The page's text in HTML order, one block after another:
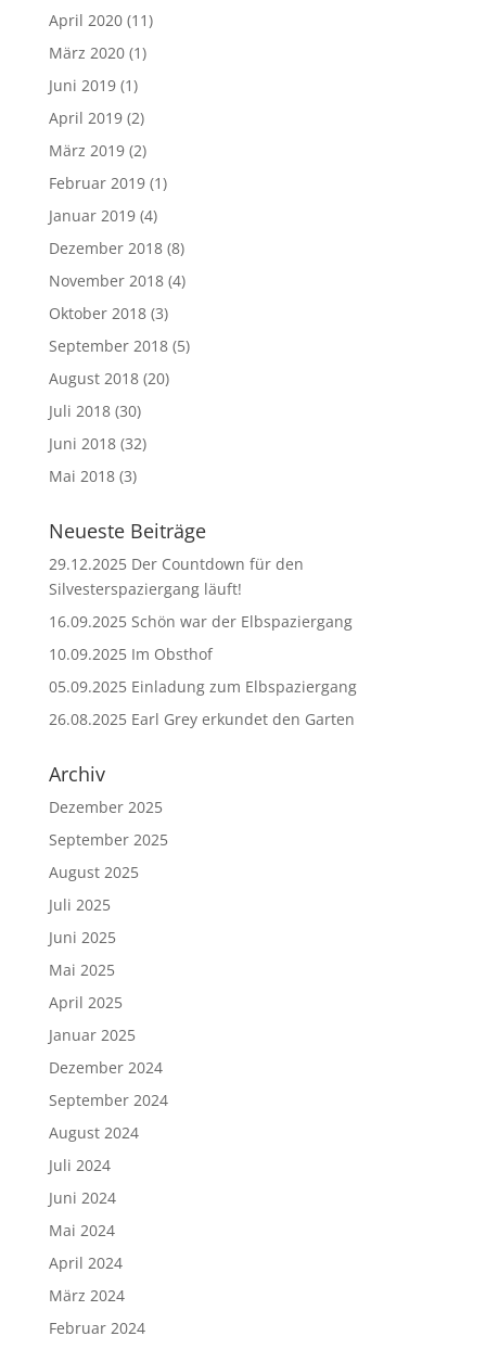
April 2020(11)
März 2020(1)
Juni 2019(1)
April 2019(2)
März 2019(2)
Februar 2019(1)
Januar 2019(4)
Dezember 2018(8)
November 2018(4)
Oktober 2018(3)
September 2018(5)
August 2018(20)
Juli 2018(30)
Juni 2018(32)
Mai 2018(3)
Neueste Beiträge
29.12.2025 Der Countdown für den
Silvesterspaziergang läuft!
16.09.2025 Schön war der Elbspaziergang
10.09.2025 Im Obsthof
05.09.2025 Einladung zum Elbspaziergang
26.08.2025 Earl Grey erkundet den Garten
Archiv
Dezember 2025
September 2025
August 2025
Juli 2025
Juni 2025
Mai 2025
April 2025
Januar 2025
Dezember 2024
September 2024
August 2024
Juli 2024
Juni 2024
Mai 2024
April 2024
März 2024
Februar 2024